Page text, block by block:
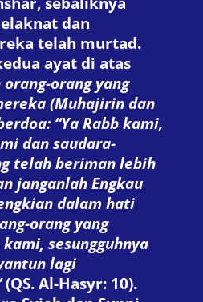
dan
telah murtad.
ayat di atas
orang-orang yang
(Muhajirin dan
“Ya Rabb kami,
dan saudara-
telah beriman lebih
janganlah Engkau
dalam hati
orang yang
sesungguhnya
lagi
(QS. Al-Hasyr: 10).